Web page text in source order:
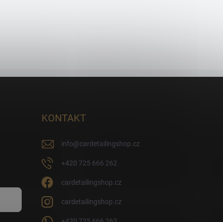
KONTAKT
info@cardetailingshop.cz
+420 725 666 262
cardetailingshop.cz
cardetailingshop.cz